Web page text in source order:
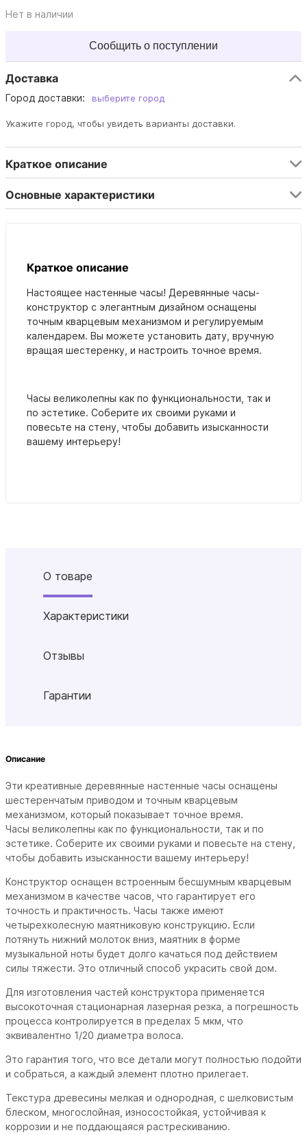
Нет в наличии
Сообщить о поступлении
Доставка
Город доставки: выберите город
Укажите город, чтобы увидеть варианты доставки.
Краткое описание
Основные характеристики
Краткое описание
Настоящее настенные часы! Деревянные часы-
конструктор с элегантным дизайном оснащены
точным кварцевым механизмом и регулируемым
календарем. Вы можете установить дату, вручную
вращая шестеренку, и настроить точное время.
Часы великолепны как по функциональности, так и
по эстетике. Соберите их своими руками и
повесьте на стену, чтобы добавить изысканности
вашему интерьеру!
О товаре
Характеристики
Отзывы
Гарантии
Описание
Эти креативные деревянные настенные часы оснащены
шестеренчатым приводом и точным кварцевым
механизмом, который показывает точное время.
Часы великолепны как по функциональности, так и по
эстетике. Соберите их своими руками и повесьте на стену,
чтобы добавить изысканности вашему интерьеру!
Конструктор оснащен встроенным бесшумным кварцевым
механизмом в качестве часов, что гарантирует его
точность и практичность. Часы также имеют
четырехколесную маятниковую конструкцию. Если
потянуть нижний молоток вниз, маятник в форме
музыкальной ноты будет долго качаться под действием
силы тяжести. Это отличный способ украсить свой дом.
Для изготовления частей конструктора применяется
высокоточная стационарная лазерная резка, а погрешность
процесса контролируется в пределах 5 мкм, что
эквивалентно 1/20 диаметра волоса.
Это гарантия того, что все детали могут полностью подойти
и собраться, а каждый элемент плотно прилегает.
Текстура древесины мелкая и однородная, с шелковистым
блеском, многослойная, износостойкая, устойчивая к
коррозии и не поддающаяся растрескиванию.